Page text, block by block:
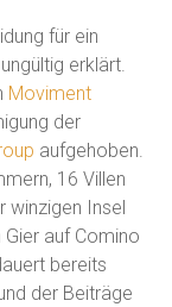
für ein
erklärt.
Moviment
der
aufgehoben.
16 Villen
Insel
auf Comino
bereits
der Beiträge